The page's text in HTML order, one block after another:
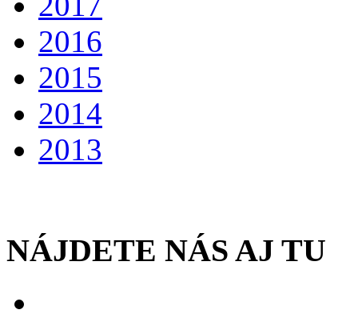
2016
2015
2014
2013
NÁJDETE NÁS AJ TU